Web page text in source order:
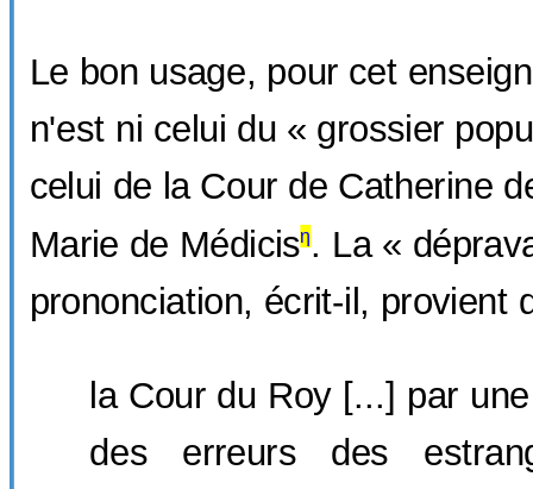
Le bon usage, pour cet
n'est ni celui du « grossier
celui de la Cour de Catherine
Marie de Médicisη. La «
prononciation, écrit-il, provient
la Cour du Roy [...] par
des erreurs des